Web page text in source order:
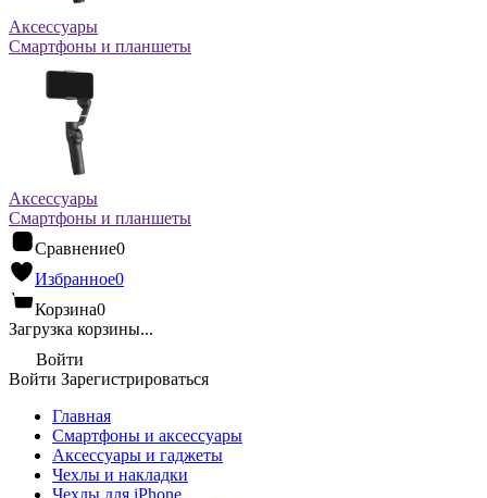
Аксессуары
Смартфоны и планшеты
Аксессуары
Смартфоны и планшеты
Сравнение0
Избранное0
Корзина0
Загрузка корзины...
Войти
Войти Зарегистрироваться
Главная
Смартфоны и аксессуары
Аксессуары и гаджеты
Чехлы и накладки
Чехлы для iPhone